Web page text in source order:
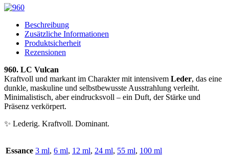
Beschreibung
Zusätzliche Informationen
Produktsicherheit
Rezensionen
960. LC Vulcan
Kraftvoll und markant im Charakter mit intensivem Leder, das eine
dunkle, maskuline und selbstbewusste Ausstrahlung verleiht.
Minimalistisch, aber eindrucksvoll – ein Duft, der Stärke und
Präsenz verkörpert.
✨ Lederig. Kraftvoll. Dominant.
Essance 3 ml, 6 ml, 12 ml, 24 ml, 55 ml, 100 ml